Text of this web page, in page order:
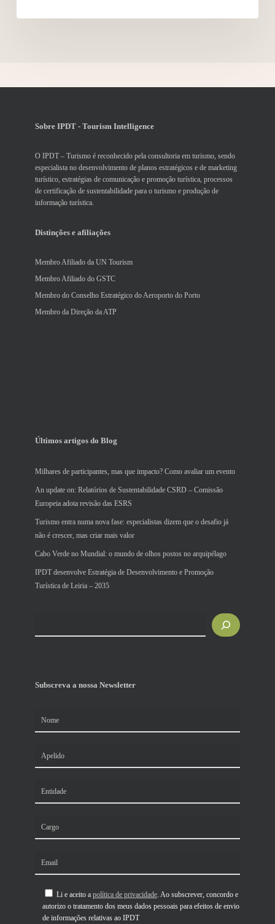
Sobre IPDT - Tourism Intelligence
O IPDT – Turismo é reconhecido pela consultoria em turismo, sendo
especialista no desenvolvimento de planos estratégicos e de marketing
turístico, estratégias de comunicação e promoção turística, processos
de certificação de sustentabilidade para o turismo e produção de
informação turística.
Distinções e afiliações
Membro Afiliado da UN Tourism
Membro Afiliado do GSTC
Membro do Conselho Estratégico do Aeroporto do Porto
Membro da Direção da ATP
Últimos artigos do Blog
Milhares de participantes, mas que impacto? Como avaliar um evento
An update on: Relatórios de Sustentabilidade CSRD – Comissão
Europeia adota revisão das ESRS
Turismo entra numa nova fase: especialistas dizem que o desafio já
não é crescer, mas criar mais valor
Cabo Verde no Mundial: o mundo de olhos postos no arquipélago
IPDT desenvolve Estratégia de Desenvolvimento e Promoção
Turística de Leiria – 2035
Subscreva a nossa Newsletter
Li e aceito a política de privacidade. Ao subscrever, concordo e
autorizo o tratamento dos meus dados pessoais para efeitos de envio
de informações relativas ao IPDT